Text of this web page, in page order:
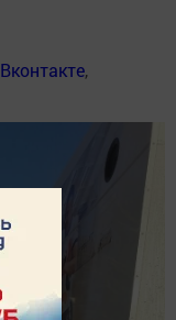
Вконтакте,